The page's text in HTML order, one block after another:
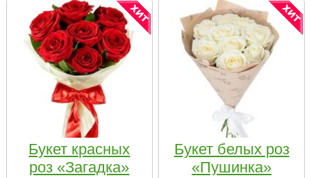
Букет красных
роз «Загадка»
Букет белых роз
«Пушинка»